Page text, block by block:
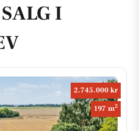
I
2.745.000 kr
197 m2